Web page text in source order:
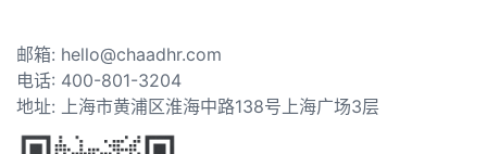
邮箱: hello@chaadhr.com
电话: 400-801-3204
地址: 上海市黄浦区淮海中路138号上海广场3层